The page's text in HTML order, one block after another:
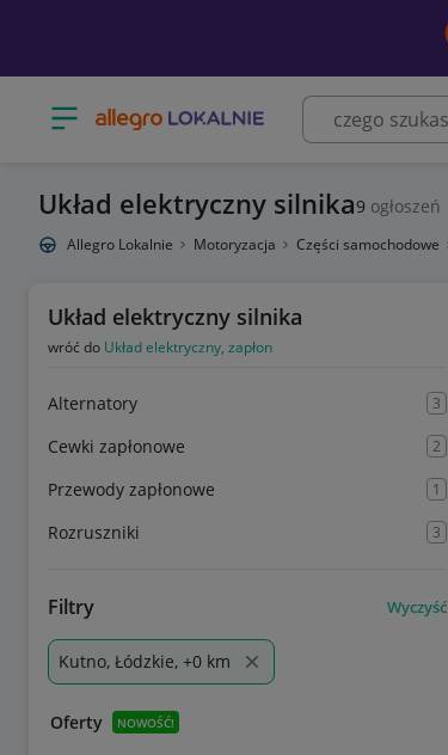
Otwórz menu z kategoriami
Układ elektryczny silnika9 ogłoszeń
Allegro Lokalnie Motoryzacja Części samochodowe
Układ elektryczny silnika
wróć do Układ elektryczny, zapłon
Alternatory 3
Cewki zapłonowe 2
Przewody zapłonowe 1
Rozruszniki 3
Filtry Wyczyść
Kutno, Łódzkie, +0 km
Oferty NOWOŚĆ!